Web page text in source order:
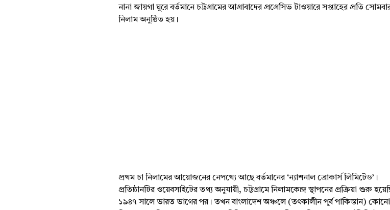
নানা জায়গা ঘুরে বর্তমানে চট্টগ্রামের আগ্রাবাদের প্রগ্রেসিভ টাওয়ারে সপ্তাহের প্রতি
নিলাম অনুষ্ঠিত হয়।
প্রথম চা নিলামের আয়োজনের নেপথ্যে আছে বর্তমানের ‘ন্যাশনাল ব্রোকার্স লিমিটেড’।
প্রতিষ্ঠানটির ওয়েবসাইটের তথ্য অনুযায়ী, চট্টগ্রামে নিলামকেন্দ্র স্থাপনের প্রক্রিয়া শুরু
১৯৪৭ সালে ভারত ভাগের পর। তখন বাংলাদেশ অঞ্চলে (তৎকালীন পূর্ব পাকিস্তান) কোনো